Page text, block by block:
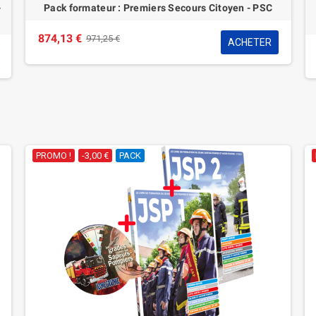
PACK COMPLET : FORMATEUR GESTES QUI SAUVENT -
ACHETER
-1,98 € PACK